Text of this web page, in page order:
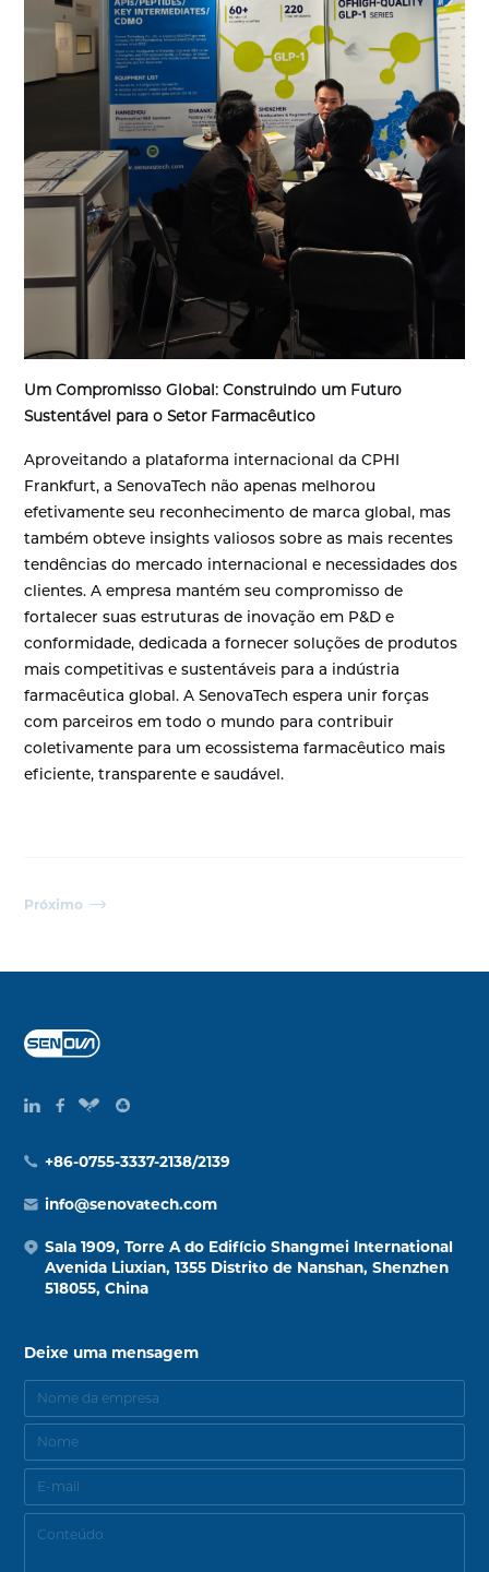
Um Compromisso Global: Construindo um Futuro
Sustentável para o Setor Farmacêutico
Aproveitando a plataforma internacional da CPHI
Frankfurt, a SenovaTech não apenas melhorou
efetivamente seu reconhecimento de marca global, mas
também obteve insights valiosos sobre as mais recentes
tendências do mercado internacional e necessidades dos
clientes. A empresa mantém seu compromisso de
fortalecer suas estruturas de inovação em P&D e
conformidade, dedicada a fornecer soluções de produtos
mais competitivas e sustentáveis para a indústria
farmacêutica global. A SenovaTech espera unir forças
com parceiros em todo o mundo para contribuir
coletivamente para um ecossistema farmacêutico mais
eficiente, transparente e saudável.
Próximo
+86-0755-3337-2138/2139
info@senovatech.com
Sala 1909, Torre A do Edifício Shangmei International
Avenida Liuxian, 1355 Distrito de Nanshan, Shenzhen
518055, China
Deixe uma mensagem